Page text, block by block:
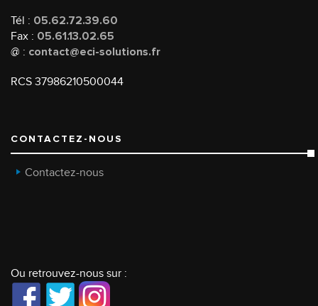
Tél : 05.62.72.39.60
Fax : 05.61.13.02.65
@ : contact@eci-solutions.fr
RCS 37986210500044
CONTACTEZ-NOUS
Contactez-nous
Ou retrouvez-nous sur :